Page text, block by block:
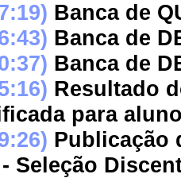
Banca de
Banca de
Banca de
Resultado
para
Publicação
Seleção